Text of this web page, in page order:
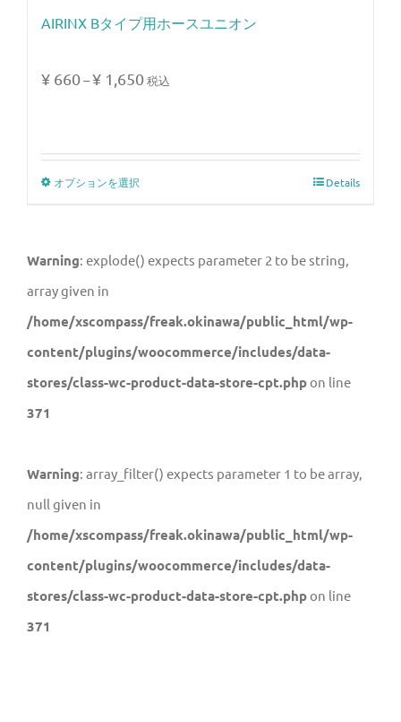
AIRINX Bタイプ用ホースユニオン
¥ 660–¥ 1,650税込
オプションを選択 Details
Warning: explode() expects parameter 2 to be string,
array given in
/home/xscompass/freak.okinawa/public_html/wp-
content/plugins/woocommerce/includes/data-
stores/class-wc-product-data-store-cpt.phpon line
371
Warning: array_filter() expects parameter 1 to be array,
null given in
/home/xscompass/freak.okinawa/public_html/wp-
content/plugins/woocommerce/includes/data-
stores/class-wc-product-data-store-cpt.phpon line
371